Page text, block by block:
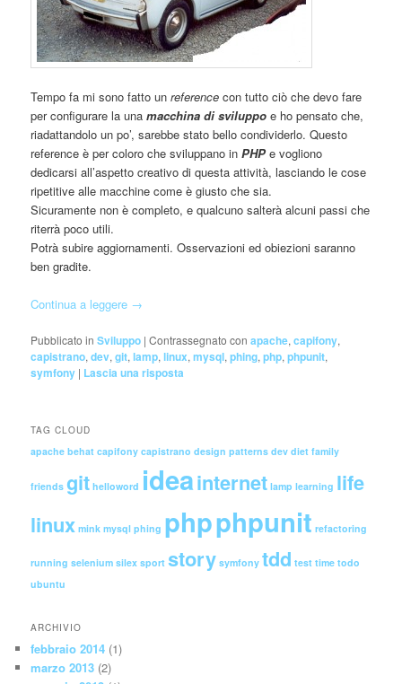
Tempo fa mi sono fatto unreference con tutto ciò che devo fare
per configurare la unamacchina di sviluppo e ho pensato che,
riadattandolo un po’, sarebbe stato bello condividerlo. Questo
reference è per coloro che sviluppano inPHPe vogliono
dedicarsi all’aspetto creativo di questa attività, lasciando le cose
ripetitive alle macchine come è giusto che sia.
Sicuramente non è completo, e qualcuno salterà alcuni passi che
riterrà poco utili.
Potrà subire aggiornamenti. Osservazioni ed obiezioni saranno
ben gradite.
Continua a leggere →
Pubblicato in Sviluppo |Contrassegnato con apache,capifony,
capistrano,dev,git,lamp,linux,mysql,phing,php,phpunit,
symfony | Lascia una risposta
TAG CLOUD
apache behat capifony capistrano design patterns dev diet family
friends git helloword ideainternet lamp learning life
linux mink mysql phing phpphpunit refactoring
running selenium silex sport story symfony tdd test time todo
ubuntu
ARCHIVIO
febbraio 2014 (1)
marzo 2013 (2)